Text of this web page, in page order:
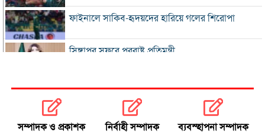
ফাইনালে সাকিব-হৃদয়দের হারিয়ে গলের শিরোপা
সিঙ্গাপুর সফরে পররাষ্ট্র প্রতিমন্ত্রী
এসএসসি ও সমমানের ফল সোমবার
সম্পাদক ও প্রকাশক
নির্বাহী সম্পাদক ব্যবস্হাপনা সম্পাদক